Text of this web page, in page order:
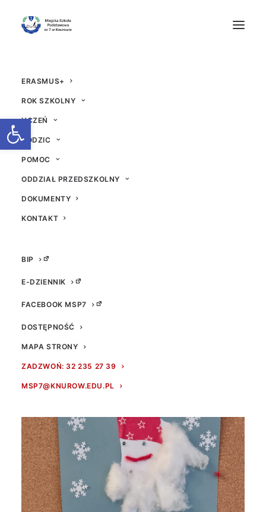
Otwórz pasek narzędzi
ERASMUS+
ROK SZKOLNY
UCZEŃ
RODZIC
POMOC
ODDZIAŁ PRZEDSZKOLNY
DOKUMENTY
KONTAKT
BIP
E-DZIENNIK
FACEBOOK MSP7
DOSTĘPNOŚĆ
MAPA STRONY
ZADZWOŃ: 32 235 27 39
MSP7@KNUROW.EDU.PL
Świąteczna galeria ś
wietlicowa